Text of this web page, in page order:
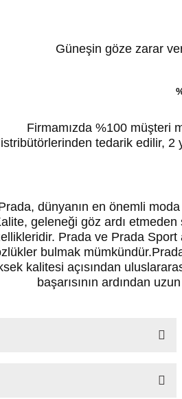
Güneşin göze zarar
Firmamızda %100 müşteri
tedarik edilir, 2
dünyanın en önemli
geleneği göz ardı
Prada ve Prada Sport
bulmak
kalitesi açısından
başarısının ardından